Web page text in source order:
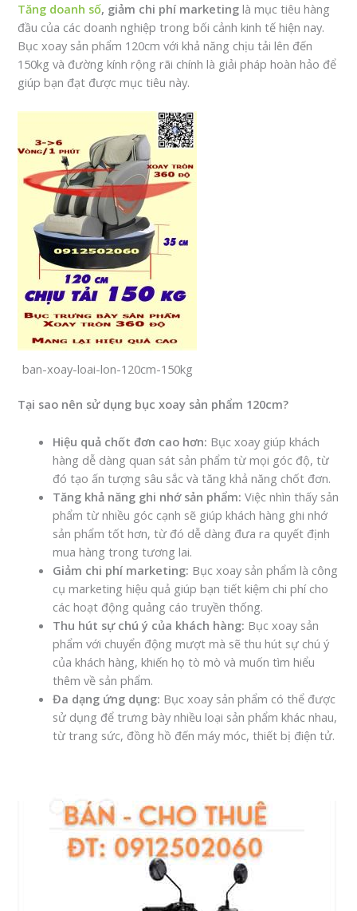
tế
khó
khăn
số
lượng
Tăng doanh số, giảm chi phí marketing là mục tiêu hàng
đầu của các doanh nghiệp trong bối cảnh kinh tế hiện nay.
Bục xoay sản phẩm 120cm với khả năng chịu tải lên đến
150kg và đường kính rộng rãi chính là giải pháp hoàn hảo để
giúp bạn đạt được mục tiêu này.
ban-xoay-loai-lon-120cm-150kg
Tại sao nên sử dụng bục xoay sản phẩm 120cm?
Hiệu quả chốt đơn cao hơn: Bục xoay giúp khách
hàng dễ dàng quan sát sản phẩm từ mọi góc độ, từ
đó tạo ấn tượng sâu sắc và tăng khả năng chốt đơn.
Tăng khả năng ghi nhớ sản phẩm: Việc nhìn thấy sản
phẩm từ nhiều góc cạnh sẽ giúp khách hàng ghi nhớ
sản phẩm tốt hơn, từ đó dễ dàng đưa ra quyết định
mua hàng trong tương lai.
Giảm chi phí marketing: Bục xoay sản phẩm là công
cụ marketing hiệu quả giúp bạn tiết kiệm chi phí cho
các hoạt động quảng cáo truyền thống.
Thu hút sự chú ý của khách hàng: Bục xoay sản
phẩm với chuyển động mượt mà sẽ thu hút sự chú ý
của khách hàng, khiến họ tò mò và muốn tìm hiểu
thêm về sản phẩm.
Đa dạng ứng dụng: Bục xoay sản phẩm có thể được
sử dụng để trưng bày nhiều loại sản phẩm khác nhau,
từ trang sức, đồng hồ đến máy móc, thiết bị điện tử.